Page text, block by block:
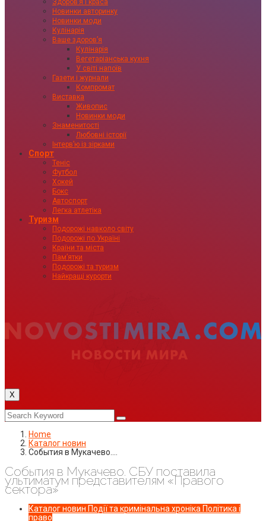
Здоровʼя і краса
Новинки авторинку
Новинки моди
Кулінарія
Ваше здоровʼя
Кулінарія
Вегетаріанська кухня
У світі напоїв
Газети і журнали
Компромат
Виставка
Живопис
Новинки моди
Знаменитості
Любовні історії
Інтервʼю із зірками
Спорт
Теніс
Футбол
Хокей
Бокс
Автоспорт
Легка атлетіка
Туризм
Подорожі навколо світу
Подорожі по Україні
Країни та міста
Пам’ятки
Подорожі та туризм
Найкращі курорти
X
Home
Каталог новин
События в Мукачево.…
События в Мукачево. СБУ поставила
ультиматум представителям «Правого
сектора»
Каталог новин Події та кримінальна хроніка Політика і
право